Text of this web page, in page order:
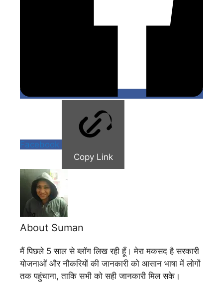
Facebook
Copy Link
About Suman
मैं पिछले 5 साल से ब्लॉग लिख रही हूँ। मेरा मकसद है सरकारी
योजनाओं और नौकरियों की जानकारी को आसान भाषा में लोगों
तक पहुंचाना, ताकि सभी को सही जानकारी मिल सके।